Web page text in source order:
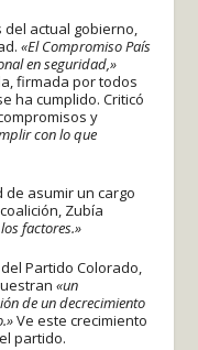
actual gobierno,
«El Compromiso País
en seguridad,»
firmada por todos
ha cumplido. Criticó
y
con lo que
asumir un cargo
Zubía
factores.»
Partido Colorado,
«un
de un decrecimiento
Ve este crecimiento
partido.